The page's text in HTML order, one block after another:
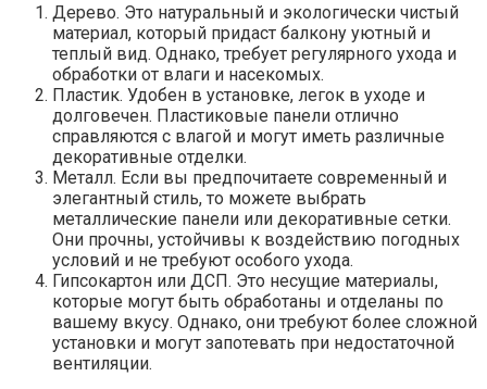
Дерево.​ Это натуральный и экологически чистый
материал, который придаст балкону уютный и
теплый вид.​ Однако, требует регулярного ухода и
обработки от влаги и насекомых.​
Пластик.​ Удобен в установке, легок в уходе и
долговечен.​ Пластиковые панели отлично
справляются с влагой и могут иметь различные
декоративные отделки.
Металл. Если вы предпочитаете современный и
элегантный стиль, то можете выбрать
металлические панели или декоративные сетки.​
Они прочны, устойчивы к воздействию погодных
условий и не требуют особого ухода.​
Гипсокартон или ДСП.​ Это несущие материалы,
которые могут быть обработаны и отделаны по
вашему вкусу.​ Однако, они требуют более сложной
установки и могут запотевать при недостаточной
вентиляции.​